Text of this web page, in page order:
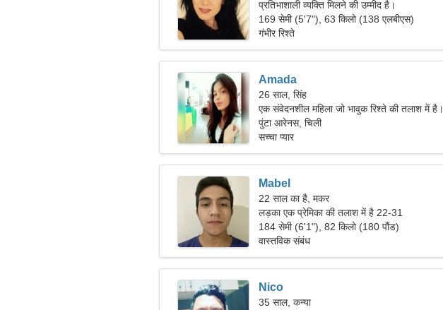
प्रतिभाशाली व्यक्ति मिलने की उम्मीद है।
169 सेमी (5'7"), 63 किलो (138 एलबीएस)
गंभीर रिश्ते
Amada
26 साल, सिंह
एक संवेदनशील महिला जो भावुक रिश्ते की तलाश में है।
पुंटा आरेनस, चिली
सच्चा प्यार
Mabel
22 साल का है, मकर
लड़का एक प्रेमिका की तलाश में है 22-31
184 सेमी (6'1"), 82 किलो (180 पौंड)
वास्तविक संबंध
Nico
35 साल, कन्या